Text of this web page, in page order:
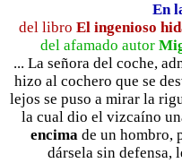
En
del libro El ingenioso
del afamado autor
... La señora del coche,
hizo al cochero que se
lejos se puso a mirar la
la cual dio el vizcaíno
encimade un hombro,
dársela sin defensa,